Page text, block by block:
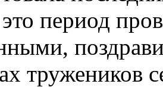
период
тружеников